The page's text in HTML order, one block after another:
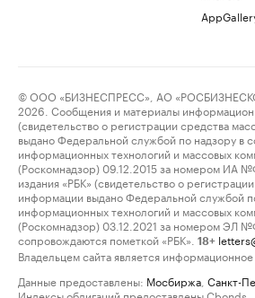
© ООО «БИЗНЕСПРЕСС», АО
2026. Сообщения и материалы
(свидетельство о регистрации средства
выдано Федеральной службой по надзору в
информационных технологий и массовых
(Роскомнадзор) 09.12.2015 за номером ИА
издания «РБК» (свидетельство о
информации выдано Федеральной службой
информационных технологий и массовых
(Роскомнадзор) 03.12.2021 за номером ЭЛ
сопровождаются пометкой «РБК».
18+
Владельцем сайта является информационное
Данные предоставлены: Мосбиржа Санкт-